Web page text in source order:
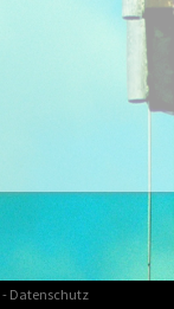
- Datenschutz